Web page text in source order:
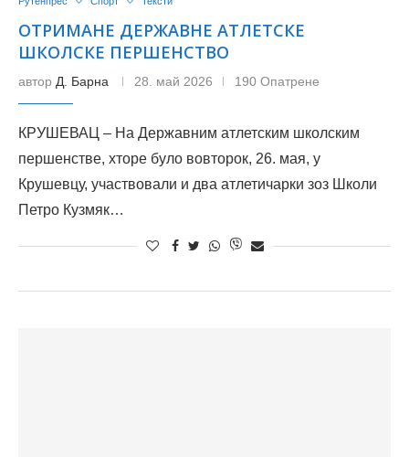
ОТРИМАНЕ ДЕРЖАВНЕ АТЛЕТСКЕ
ШКОЛСКЕ ПЕРШЕНСТВО
автор Д. Барна 28. май 2026 190 Опатрене
КРУШЕВАЦ – На Державним атлетским школским
першенстве, хторе було вовторок, 26. мая, у
Крушевцу, участвовали и два атлетичарки зоз Школи
Петро Кузмяк…